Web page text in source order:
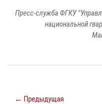
Пресс-служба ФГКУ
национальной
← Предыдущая